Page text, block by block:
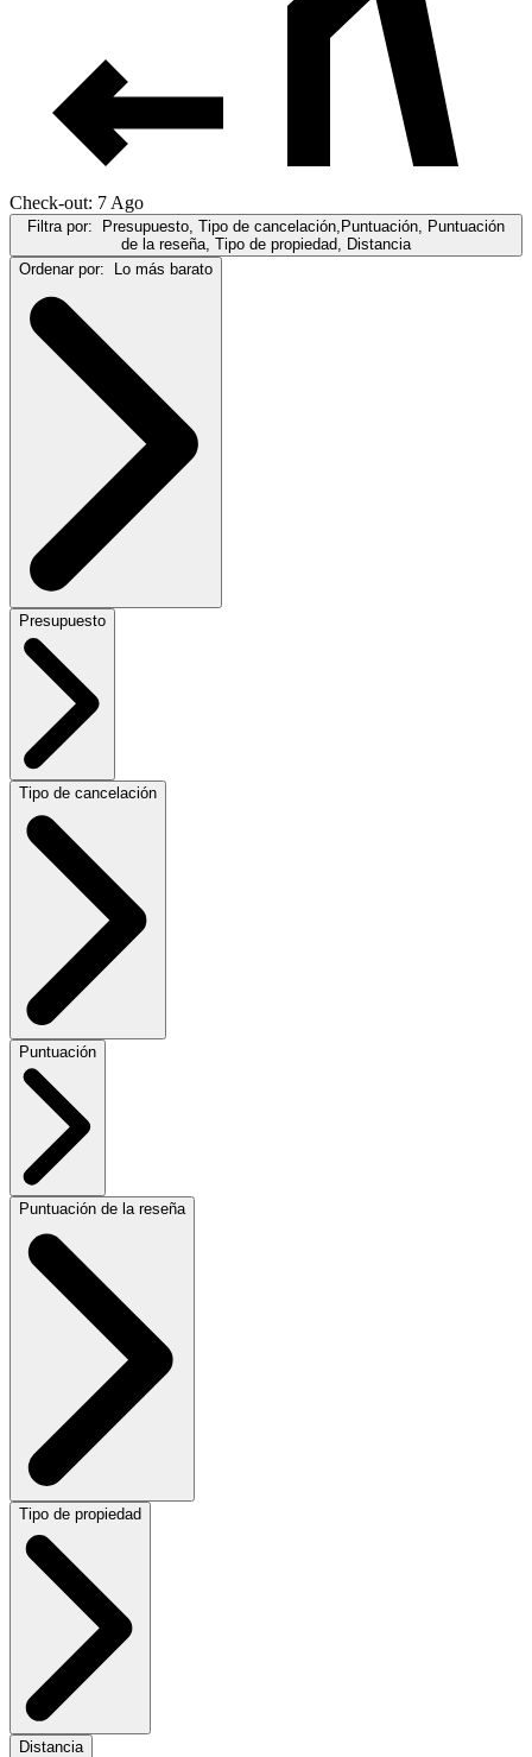
Check-out: 7 Ago
Filtra por:
Presupuesto, Tipo de cancelación,Puntuación, Puntuación
de la reseña, Tipo de propiedad, Distancia
Ordenar por:
Lo más barato
Presupuesto
Tipo de cancelación
Puntuación
Puntuación de la reseña
Tipo de propiedad
Distancia